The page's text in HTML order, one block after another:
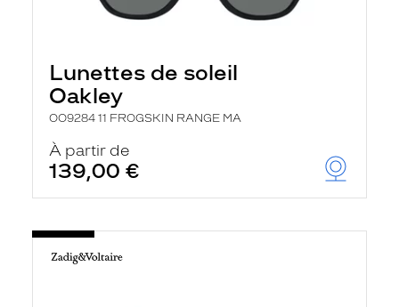
Lunettes de soleil
Oakley
OO9284 11 FROGSKIN RANGE MA
À partir de
139,00 €